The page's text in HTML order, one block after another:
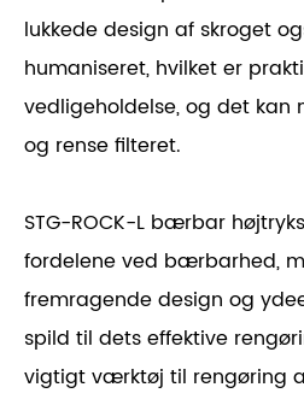
lukkede design af skroget
humaniseret, hvilket er
vedligeholdelse, og det kan
og rense filteret.
STG-ROCK-L bærbar
fordelene ved bærbarhed,
fremragende design og
spild til dets effektive
vigtigt værktøj til rengøring